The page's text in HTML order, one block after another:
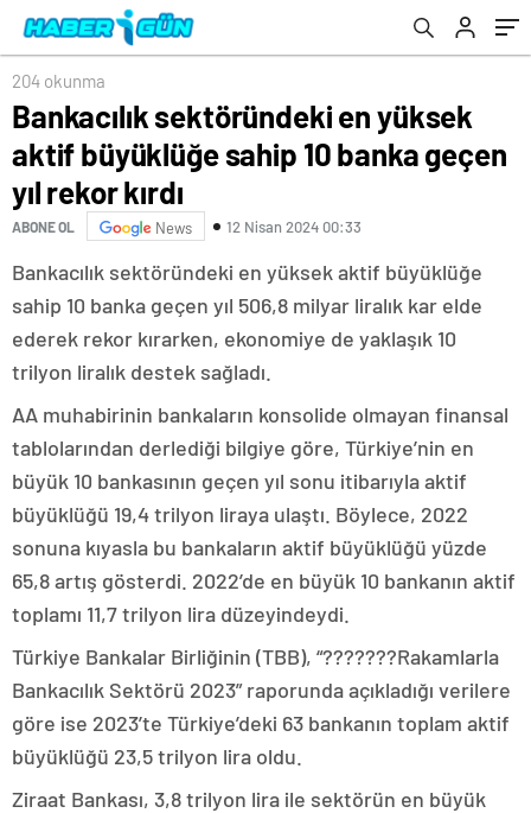
204 okunma
Bankacılık sektöründeki en yüksek
aktif büyüklüğe sahip 10 banka geçen
yıl rekor kırdı
ABONE OL News 12 Nisan 2024 00:33
Bankacılık sektöründeki en yüksek aktif büyüklüğe
sahip 10 banka geçen yıl 506,8 milyar liralık kar elde
ederek rekor kırarken, ekonomiye de yaklaşık 10
trilyon liralık destek sağladı.
AA muhabirinin bankaların konsolide olmayan finansal
tablolarından derlediği bilgiye göre, Türkiye’nin en
büyük 10 bankasının geçen yıl sonu itibarıyla aktif
büyüklüğü 19,4 trilyon liraya ulaştı. Böylece, 2022
sonuna kıyasla bu bankaların aktif büyüklüğü yüzde
65,8 artış gösterdi. 2022’de en büyük 10 bankanın aktif
toplamı 11,7 trilyon lira düzeyindeydi.
Türkiye Bankalar Birliğinin (TBB), “???????Rakamlarla
Bankacılık Sektörü 2023” raporunda açıkladığı verilere
göre ise 2023’te Türkiye’deki 63 bankanın toplam aktif
büyüklüğü 23,5 trilyon lira oldu.
Ziraat Bankası, 3,8 trilyon lira ile sektörün en büyük